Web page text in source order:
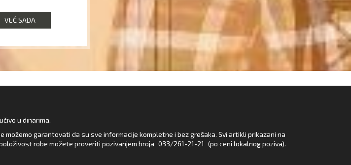
VEĆ SADA
u dinarima.
garantovati da su sve informacije kompletne i bez grešaka. Svi artikli prikazani na
robe možete proveriti pozivanjem broja 033/261-21-21 (po ceni lokalnog poziva).